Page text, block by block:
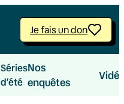
Je fais un don
Séries
d’été
Nos
enquêtes